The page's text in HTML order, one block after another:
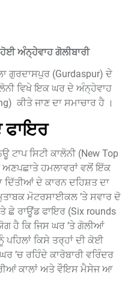
ਹੋਈ ਅੰਨ੍ਹੇਵਾਹ ਗੋਲੀਬਾਰੀ
ਗੁਰਦਾਸਪੁਰ (Gurdaspur) ਦੇ
ਵਿਖੇ ਇਕ ਘਰ ਦੇ ਅੰਨ੍ਹੇਵਾਹ
ਕੀਤੇ ਜਾਣ ਦਾ ਸਮਾਚਾਰ ਹੈ ।
ਫਾਇਰ
ਟਾਪ ਸਿਟੀ ਕਾਲੋਨੀ (New Top
ਅਣਪਛਾਤੇ ਹਮਲਾਵਰਾਂ ਵਲੋਂ ਇੱਕ
ਦਿੱਤੀਆਂ ਦੇ ਕਾਰਨ ਦਹਿਸ਼ਤ ਦਾ
ਮੋਟਰਸਾਈਕਲ ’ਤੇ ਸਵਾਰ ਦੋ
ਛੇ ਰਾਊਂਡ ਫਾਇਰ (Six rounds
ਹੈ ਕਿ ਜਿਸ ਘਰ ’ਤੇ ਗੋਲੀਆਂ
ਕਿਸੇ ਤਰ੍ਹਾਂ ਦੀ ਕੋਈ
’ਚ ਰਹਿੰਦੇ ਕਾਰੋਬਾਰੀ ਵਰਿੰਦਰ
ਕਾਲਾਂ ਅਤੇ ਵੌਇਸ ਮੈਸੇਜ ਆ